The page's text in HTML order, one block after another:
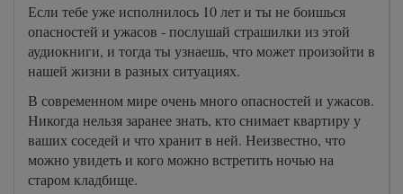
Если тебе уже исполнилось 10 лет и ты не боишься
опасностей и ужасов - послушай страшилки из этой
аудиокниги, и тогда ты узнаешь, что может произойти в
нашей жизни в разных ситуациях.
В современном мире очень много опасностей и ужасов.
Никогда нельзя заранее знать, кто снимает квартиру у
ваших соседей и что хранит в ней. Неизвестно, что
можно увидеть и кого можно встретить ночью на
старом кладбище.